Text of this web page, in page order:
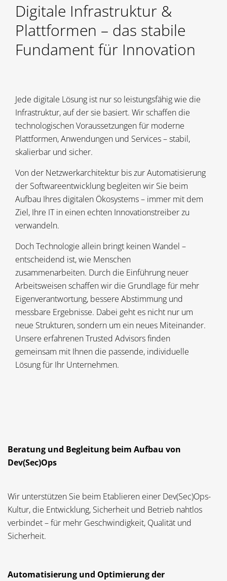
Digitale Infrastruktur &
Plattformen – das stabile
Fundament für Innovation
Jede digitale Lösung ist nur so leistungsfähig wie die
Infrastruktur, auf der sie basiert. Wir schaffen die
technologischen Voraussetzungen für moderne
Plattformen, Anwendungen und Services – stabil,
skalierbar und sicher.
Von der Netzwerkarchitektur bis zur Automatisierung
der Softwareentwicklung begleiten wir Sie beim
Aufbau Ihres digitalen Ökosystems – immer mit dem
Ziel, Ihre IT in einen echten Innovationstreiber zu
verwandeln.
Doch Technologie allein bringt keinen Wandel –
entscheidend ist, wie Menschen
zusammenarbeiten. Durch die Einführung neuer
Arbeitsweisen schaffen wir die Grundlage für mehr
Eigenverantwortung, bessere Abstimmung und
messbare Ergebnisse. Dabei geht es nicht nur um
neue Strukturen, sondern um ein neues Miteinander.
Unsere erfahrenen Trusted Advisors finden
gemeinsam mit Ihnen die passende, individuelle
Lösung für Ihr Unternehmen.
Beratung und Begleitung beim Aufbau von
Dev(Sec)Ops
Wir unterstützen Sie beim Etablieren einer Dev(Sec)Ops-
Kultur, die Entwicklung, Sicherheit und Betrieb nahtlos
verbindet – für mehr Geschwindigkeit, Qualität und
Sicherheit.
Automatisierung und Optimierung der